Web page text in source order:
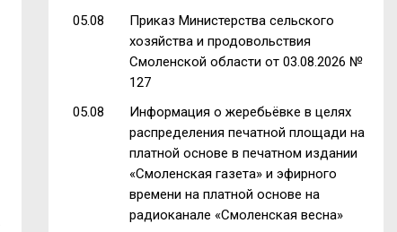
05.08
Приказ Министерства сельского
хозяйства и продовольствия
Смоленской области от 03.08.2026 №
127
05.08
Информация о жеребьёвке в целях
распределения печатной площади на
платной основе в печатном издании
«Смоленская газета» и эфирного
времени на платной основе на
радиоканале «Смоленская весна»